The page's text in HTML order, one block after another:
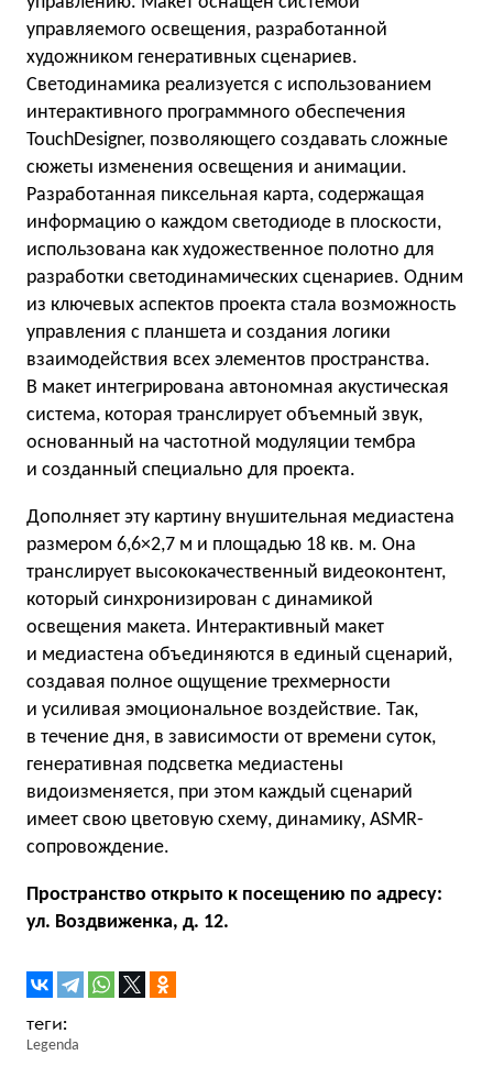
управляемого освещения, разработанной
художником генеративных сценариев.
Светодинамика реализуется с использованием
интерактивного программного обеспечения
TouchDesigner, позволяющего создавать сложные
сюжеты изменения освещения и анимации.
Разработанная пиксельная карта, содержащая
информацию о каждом светодиоде в плоскости,
использована как художественное полотно для
разработки светодинамических сценариев. Одним
из ключевых аспектов проекта стала возможность
управления с планшета и создания логики
взаимодействия всех элементов пространства.
В макет интегрирована автономная акустическая
система, которая транслирует объемный звук,
основанный на частотной модуляции тембра
и созданный специально для проекта.
Дополняет эту картину внушительная медиастена
размером 6,6×2,7 м и площадью 18 кв. м. Она
транслирует высококачественный видеоконтент,
который синхронизирован с динамикой
освещения макета. Интерактивный макет
и медиастена объединяются в единый сценарий,
создавая полное ощущение трехмерности
и усиливая эмоциональное воздействие. Так,
в течение дня, в зависимости от времени суток,
генеративная подсветка медиастены
видоизменяется, при этом каждый сценарий
имеет свою цветовую схему, динамику, ASMR-
сопровождение.
Пространство открыто к посещению по адресу:
ул. Воздвиженка, д. 12.
Legenda